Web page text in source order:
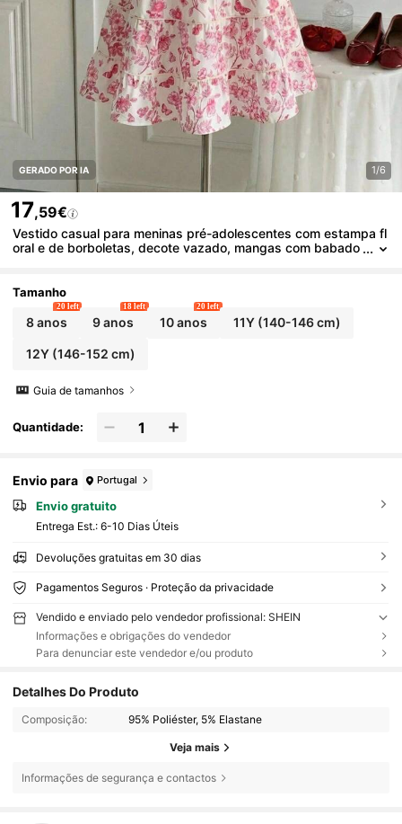
GERADO POR IA 1/6
17,59€
Vestido casual para meninas pré-adolescentes com estampa fl
oral e de borboletas, decote vazado, mangas com babado
Tamanho
8 anos
20 left
9 anos
18 left
10 anos
20 left
11Y(140-146 cm)
12Y(146-152 cm)
Guia de tamanhos
Quantidade:
Envio para Portugal
Envio gratuito
Entrega Est.: 6-10 Dias Úteis
Devoluções gratuitas em 30 dias
Pagamentos Seguros · Proteção da privacidade
Vendido e enviado pelo vendedor profissional: SHEIN
Informações e obrigações do vendedor
Para denunciar este vendedor e/ou produto
Detalhes Do Produto
Composição: 95% Poliéster, 5% Elastane
Veja mais
Informações de segurança e contactos